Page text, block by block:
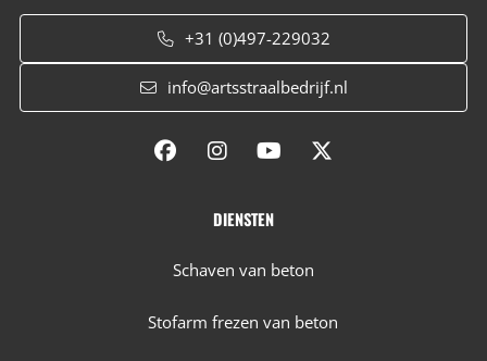
+31 (0)497-229032
info@artsstraalbedrijf.nl
DIENSTEN
Schaven van beton
Stofarm frezen van beton